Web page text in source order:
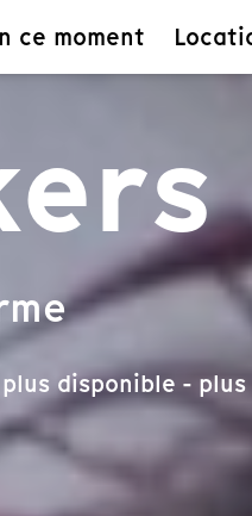
ce moment
disponible -